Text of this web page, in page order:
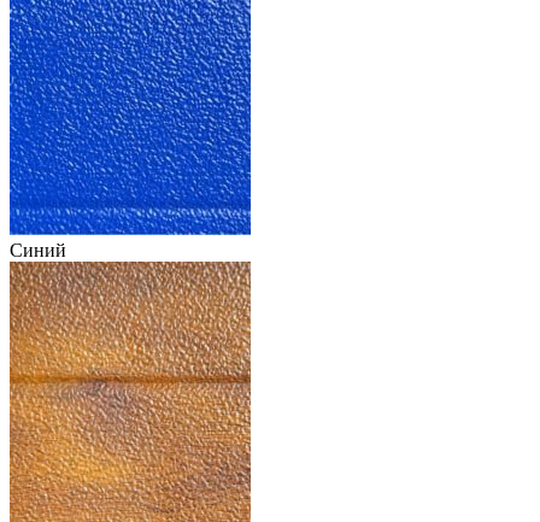
Синий